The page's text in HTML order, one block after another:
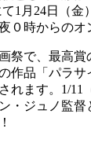
1月24日（金
０時からのオ
祭で、最高賞
作品「パラ
れます。1/11
・ジュノ監